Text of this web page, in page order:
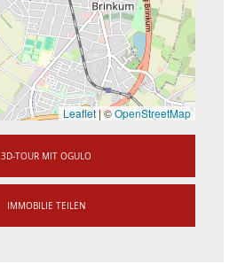
Leaflet |©OpenStreetMap
3D-TOUR MIT OGULO
IMMOBILIE TEILEN